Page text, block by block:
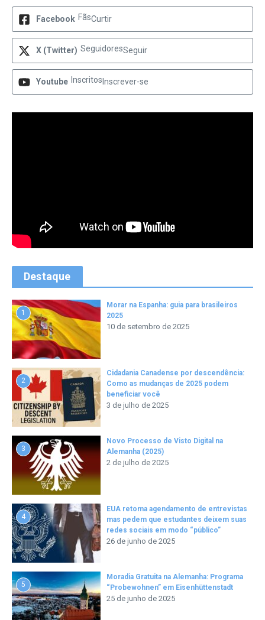
Facebook FãsCurtir
X (Twitter) SeguidoresSeguir
Youtube Inscritos Inscrever-se
Destaque
1
Morar na Espanha: guia para brasileiros
2025
10 de setembro de 2025
2
Cidadania Canadense por descendência:
Como as mudanças de 2025 podem
beneficiar você
3 de julho de 2025
3
Novo Processo de Visto Digital na
Alemanha (2025)
2 de julho de 2025
4
EUA retoma agendamento de entrevistas
mas pedem que estudantes deixem suas
redes sociais em modo “público”
26 de junho de 2025
5
Moradia Gratuita na Alemanha: Programa
“Probewohnen” em Eisenhüttenstadt
25 de junho de 2025